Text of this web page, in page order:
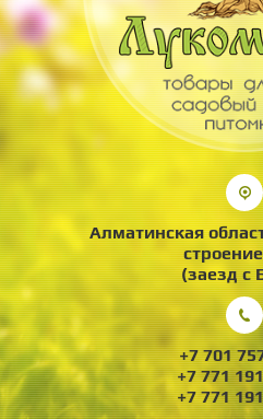
Алматинская
(заезд с
+7 701
+7 771
+7 771